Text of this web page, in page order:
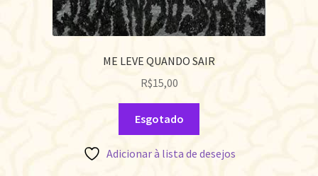
ME LEVE QUANDO SAIR
R$15,00
Esgotado
Adicionar à lista de desejos